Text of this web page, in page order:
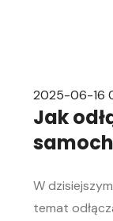
2025-06-16
Jak
W
temat